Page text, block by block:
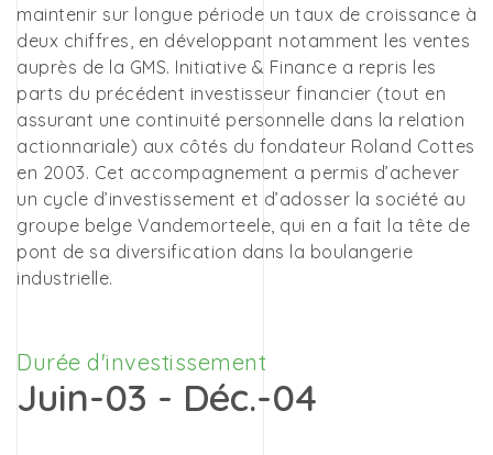
maintenir sur longue période un taux de croissance à
deux chiffres, en développant notamment les ventes
auprès de la GMS. Initiative & Finance a repris les
parts du précédent investisseur financier (tout en
assurant une continuité personnelle dans la relation
actionnariale) aux côtés du fondateur Roland Cottes
en 2003. Cet accompagnement a permis d’achever
un cycle d’investissement et d’adosser la société au
groupe belge Vandemorteele, qui en a fait la tête de
pont de sa diversification dans la boulangerie
industrielle.
Durée d'investissement
Juin-03 - Déc.-04